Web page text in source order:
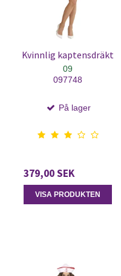
Kvinnlig kaptensdräkt
09
097748
På lager
379,00 SEK
VISA PRODUKTEN